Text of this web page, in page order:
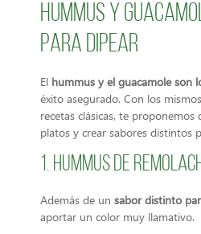
Hummus y
para dipear
El hummus y el guacamole son
éxito asegurado. Con los
recetas clásicas, te
platos y crear sabores distintos
1. Hummus de
Además de un sabor distinto
aportar un color muy llamativo.